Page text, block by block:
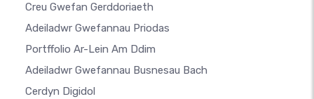
Creu Gwefan Gerddoriaeth
Adeiladwr Gwefannau Priodas
Portffolio Ar-Lein Am Ddim
Adeiladwr Gwefannau Busnesau Bach
Cerdyn Digidol